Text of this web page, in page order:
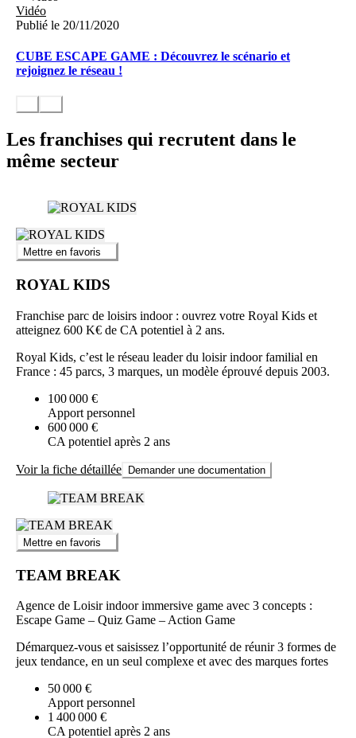
Vidéo
Publié le 20/11/2020
CUBE ESCAPE GAME : Découvrez le scénario et
rejoignez le réseau !
Les franchises qui recrutent dans le
même secteur
Mettre en favoris
ROYAL KIDS
Franchise parc de loisirs indoor : ouvrez votre Royal Kids et
atteignez 600 K€ de CA potentiel à 2 ans.
Royal Kids, c’est le réseau leader du loisir indoor familial en
France : 45 parcs, 3 marques, un modèle éprouvé depuis 2003.
100 000 €
Apport personnel
600 000 €
CA potentiel après 2 ans
Voir la fiche détaillée Demander une documentation
Mettre en favoris
TEAM BREAK
Agence de Loisir indoor immersive game avec 3 concepts :
Escape Game – Quiz Game – Action Game
Démarquez-vous et saisissez l’opportunité de réunir 3 formes de
jeux tendance, en un seul complexe et avec des marques fortes
50 000 €
Apport personnel
1 400 000 €
CA potentiel après 2 ans